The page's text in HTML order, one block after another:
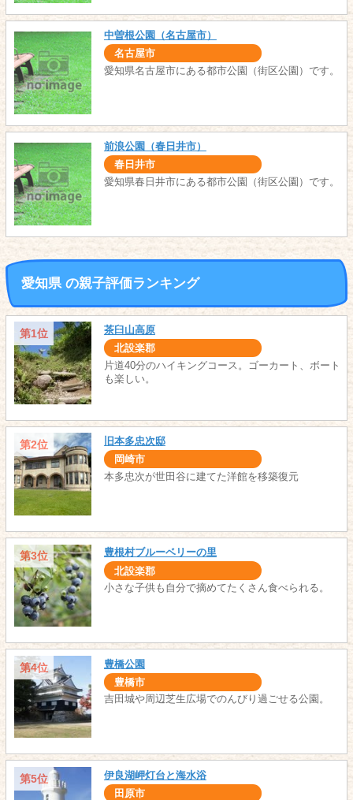
中曽根公園（名古屋市）
名古屋市
愛知県名古屋市にある都市公園（街区公園）です。
前浪公園（春日井市）
春日井市
愛知県春日井市にある都市公園（街区公園）です。
愛知県 の親子評価ランキング
第1位 茶臼山高原
北設楽郡
片道40分のハイキングコース。ゴーカート、ボート
も楽しい。
第2位 旧本多忠次邸
岡崎市
本多忠次が世田谷に建てた洋館を移築復元
第3位 豊根村ブルーベリーの里
北設楽郡
小さな子供も自分で摘めてたくさん食べられる。
第4位 豊橋公園
豊橋市
吉田城や周辺芝生広場でのんびり過ごせる公園。
第5位 伊良湖岬灯台と海水浴
田原市